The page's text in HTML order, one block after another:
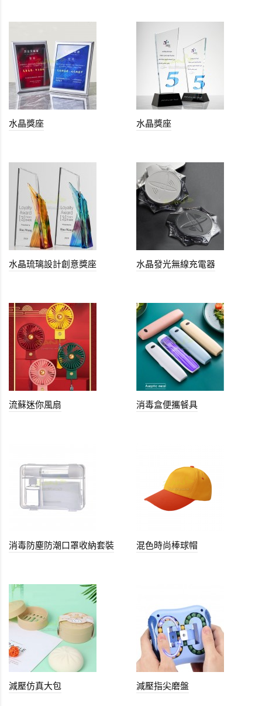
水晶獎座 水晶獎座
水晶琉璃設計創意獎座 水晶發光無線充電器
流蘇迷你風扇 消毒盒便攜餐具
消毒防塵防潮口罩收納套裝 混色時尚棒球帽
減壓仿真大包 減壓指尖磨盤